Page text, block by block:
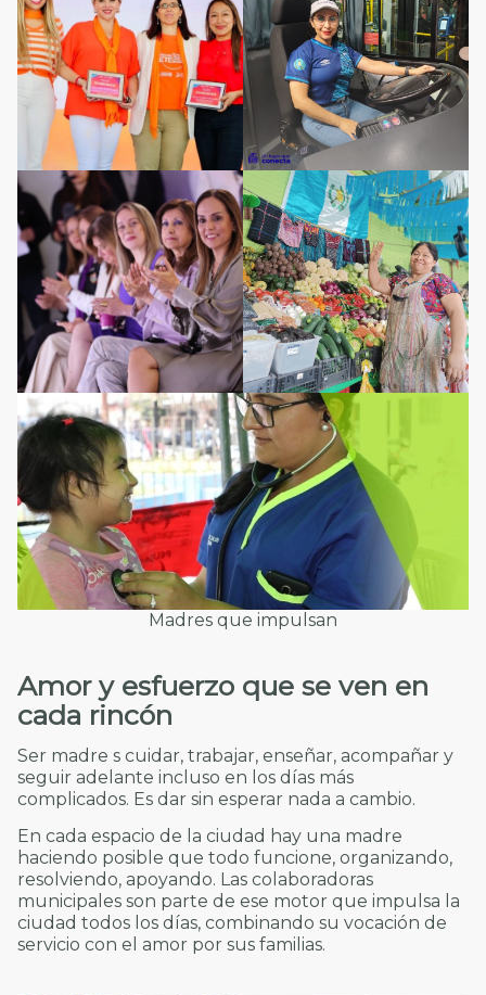
Madres que impulsan
Amor y esfuerzo que se ven en
cada rincón
Ser madre s cuidar, trabajar, enseñar, acompañar y
seguir adelante incluso en los días más
complicados. Es dar sin esperar nada a cambio.
En cada espacio de la ciudad hay una madre
haciendo posible que todo funcione, organizando,
resolviendo, apoyando. Las colaboradoras
municipales son parte de ese motor que impulsa la
ciudad todos los días, combinando su vocación de
servicio con el amor por sus familias.